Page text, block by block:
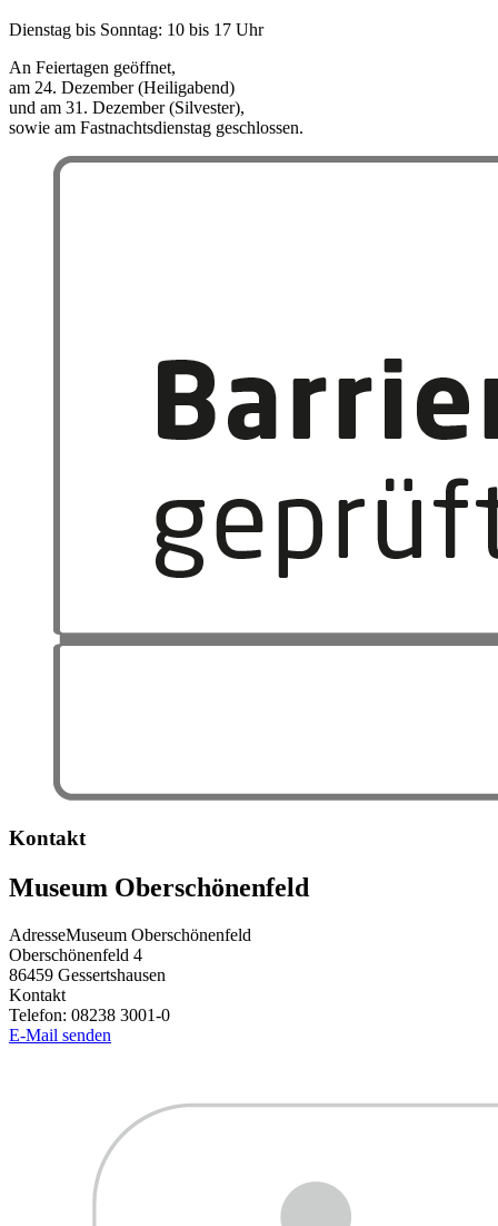
Dienstag bis Sonntag: 10 bis 17 Uhr
An Feiertagen geöffnet,
am 24. Dezember (Heiligabend)
und am 31. Dezember (Silvester),
sowie am Fastnachtsdienstag geschlossen.
Kontakt
Museum Oberschönenfeld
AdresseMuseum Oberschönenfeld
Oberschönenfeld 4
86459 Gessertshausen
Kontakt
Telefon: 08238 3001-0
E-Mail senden